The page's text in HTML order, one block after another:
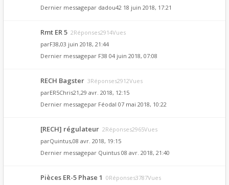
Dernier messagepar dadou42 18 juin 2018, 17:21
Rmt ER 5 2Réponses2914Vues
parF38,03 juin 2018, 21:44
Dernier messagepar F38 04 juin 2018, 07:08
RECH Bagster 3Réponses2912Vues
parER5Chris21,29 avr. 2018, 12:15
Dernier messagepar Féodal 07 mai 2018, 10:22
[RECH] régulateur 2Réponses2965Vues
parQuintus,08 avr. 2018, 19:15
Dernier messagepar Quintus 08 avr. 2018, 21:40
Pièces ER-5 Phase 1 0Réponses3787Vues